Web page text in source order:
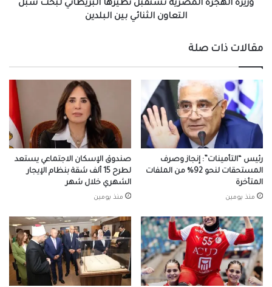
الثنائي
وزيرة الهجرة المصرية تستقبل نظيرها البريطاني لبحث سبل
التعاون الثنائي بين البلدين
مقالات ذات صلة
رئيس “التأمينات”: إنجاز وصرف
المستحقات لنحو 92% من الملفات
المتأخرة
منذ يومين
صندوق الإسكان الاجتماعي يستعد
لطرح 15 ألف شقة بنظام الإيجار
الشهري خلال شهر
منذ يومين